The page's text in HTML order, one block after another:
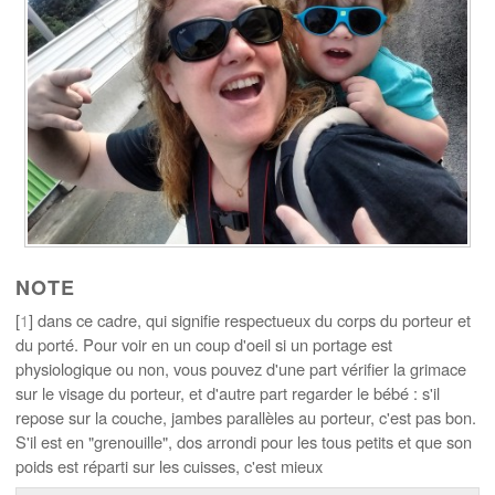
NOTE
[1] dans ce cadre, qui signifie respectueux du corps du porteur et
du porté. Pour voir en un coup d'oeil si un portage est
physiologique ou non, vous pouvez d'une part vérifier la grimace
sur le visage du porteur, et d'autre part regarder le bébé : s'il
repose sur la couche, jambes parallèles au porteur, c'est pas bon.
S'il est en "grenouille", dos arrondi pour les tous petits et que son
poids est réparti sur les cuisses, c'est mieux